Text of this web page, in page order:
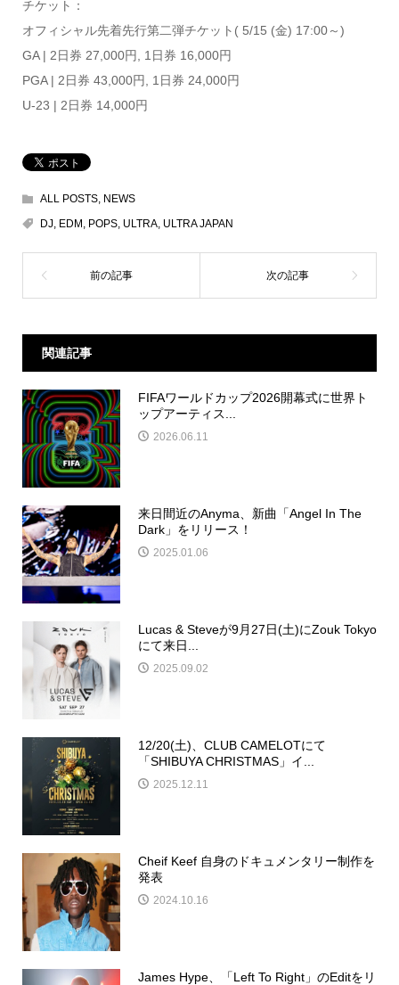
チケット：
オフィシャル先着先行第二弾チケット( 5/15 (金) 17:00～)
GA | 2日券 27,000円, 1日券 16,000円
PGA | 2日券 43,000円, 1日券 24,000円
U-23 | 2日券 14,000円
ALL POSTS, NEWS
DJ, EDM POPS, ULTRA, ULTRA JAPAN
関連記事
FIFAワールドカップ2026開幕式に世界ト
ップアーティス...
2026.06.11
来日間近のAnyma、新曲「Angel In The
Dark」をリリース！
2025.01.06
Lucas & Steveが9月27日(土)にZouk Tokyo
にて来日...
2025.09.02
12/20(土)、CLUB CAMELOTにて
「SHIBUYA CHRISTMAS」イ...
2025.12.11
Cheif Keef 自身のドキュメンタリー制作を
発表
2024.10.16
James Hype、「Left To Right」のEditをリ